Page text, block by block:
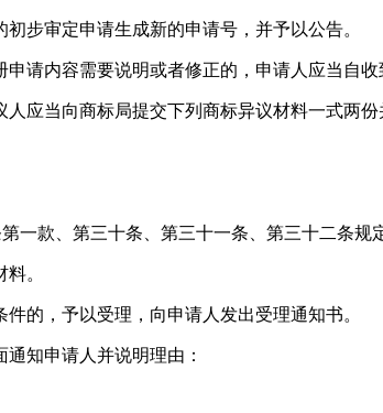
步审定申请生成新的申请号，并予以公告。
内容需要说明或者修正的，申请人应当自收
应当向商标局提交下列商标异议材料一式两份
一款、第三十条、第三十一条、第三十二条规
。
的，予以受理，向申请人发出受理通知书。
知申请人并说明理由：